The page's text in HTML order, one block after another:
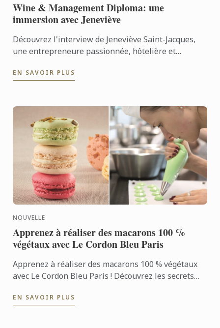
Wine & Management Diploma: une
immersion avec Jeneviève
Découvrez l'interview de Jeneviève Saint-Jacques,
une entrepreneure passionnée, hôtelière et
EN SAVOIR PLUS
NOUVELLE
Apprenez à réaliser des macarons 100 %
végétaux avec Le Cordon Bleu Paris
Apprenez à réaliser des macarons 100 % végétaux
avec Le Cordon Bleu Paris ! Découvrez les secrets
dans un ...
EN SAVOIR PLUS